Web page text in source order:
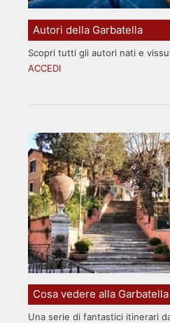
Autori della Garbatella
Scopri tutti gli autori nati e
ACCEDI
Cosa vedere alla Garbatella
Una serie di fantastici itinerari